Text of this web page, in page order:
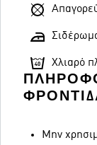
Χλιαρό
Μην